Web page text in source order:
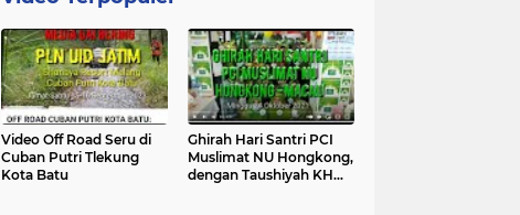
Video Off Road Seru di
Cuban Putri Tlekung
Kota Batu
Ghirah Hari Santri PCI
Muslimat NU Hongkong,
dengan Taushiyah KH